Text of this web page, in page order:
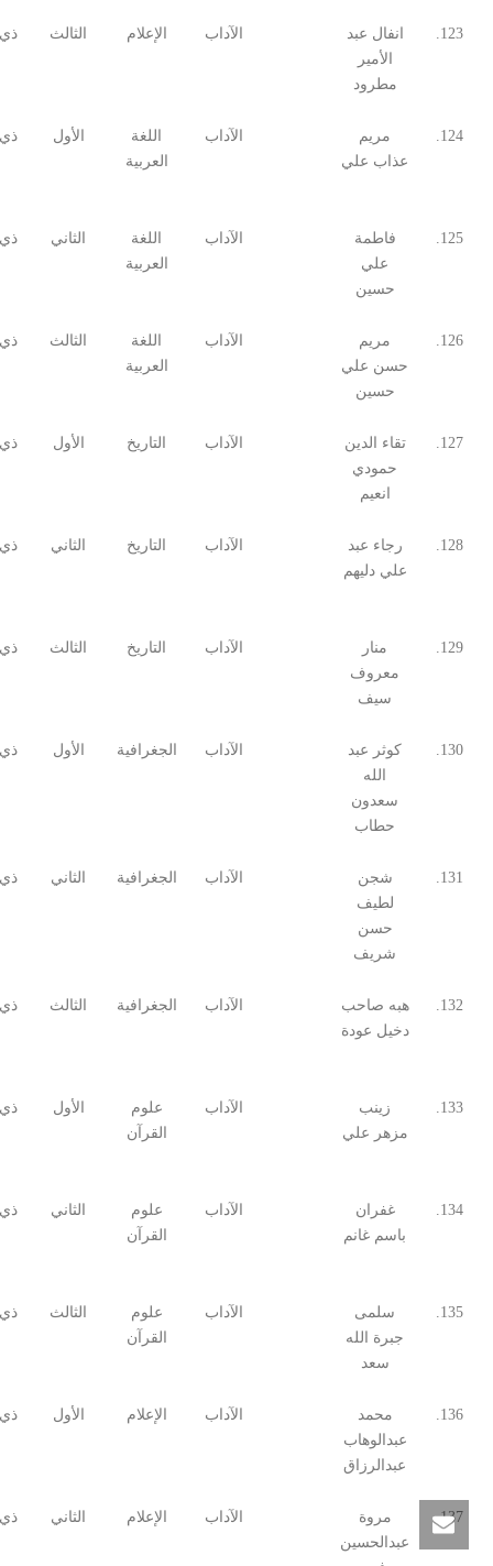
123.
انفال عبد
الأمير
مطرود
الآداب الإعلام الثالث
124.
مريم
عذاب علي
الآداب
اللغة
العربية
الأول
125.
فاطمة
علي
حسين
الآداب
اللغة
العربية
الثاني
126.
مريم
حسن علي
حسين
الآداب
اللغة
العربية
الثالث
127.
تقاء الدين
حمودي
انعيم
الآداب التاريخ الأول
128.
رجاء عبد
علي دليهم
الآداب التاريخ الثاني
129.
منار
معروف
سيف
الآداب التاريخ الثالث
130.
كوثر عبد
الله
سعدون
حطاب
الآداب الجغرافية الأول
131.
شجن
لطيف
حسن
شريف
الآداب الجغرافية الثاني
132.
هبه صاحب
دخيل عودة
الآداب الجغرافية الثالث
133.
زينب
مزهر علي
الآداب
علوم
القرآن
الأول
134.
غفران
باسم غانم
الآداب
علوم
القرآن
الثاني
135.
سلمى
جبرة الله
سعد
الآداب
علوم
القرآن
الثالث
136.
محمد
عبدالوهاب
عبدالرزاق
الآداب الإعلام الأول
137.
مروة
عبدالحسين
الآداب الإعلام الثاني